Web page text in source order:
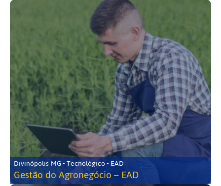
Divinópolis-MG • Tecnológico • EAD
Gestão do Agronegócio – EAD